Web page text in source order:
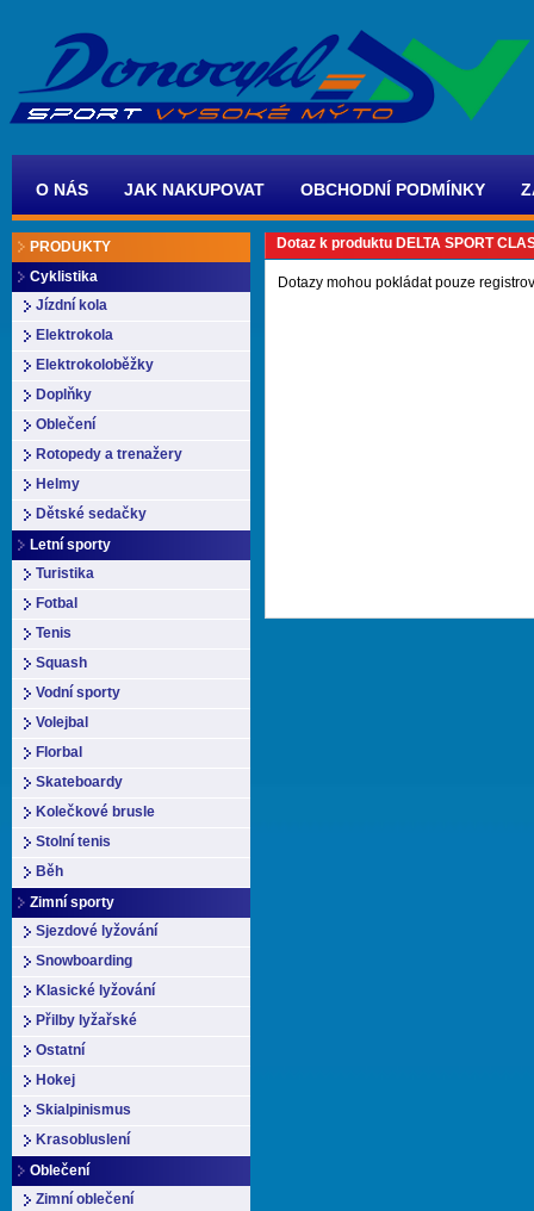
O NÁS JAK NAKUPOVAT OBCHODNÍ PODMÍNKY
PRODUKTY
Cyklistika
Jízdní kola
Elektrokola
Elektrokoloběžky
Doplňky
Oblečení
Rotopedy a trenažery
Helmy
Dětské sedačky
Letní sporty
Turistika
Fotbal
Tenis
Squash
Vodní sporty
Volejbal
Florbal
Skateboardy
Kolečkové brusle
Stolní tenis
Běh
Zimní sporty
Sjezdové lyžování
Snowboarding
Klasické lyžování
Přilby lyžařské
Ostatní
Hokej
Skialpinismus
Krasobluslení
Oblečení
Zimní oblečení
Dotaz k produktu DELTA SPORT
Dotazy mohou pokládat pouze